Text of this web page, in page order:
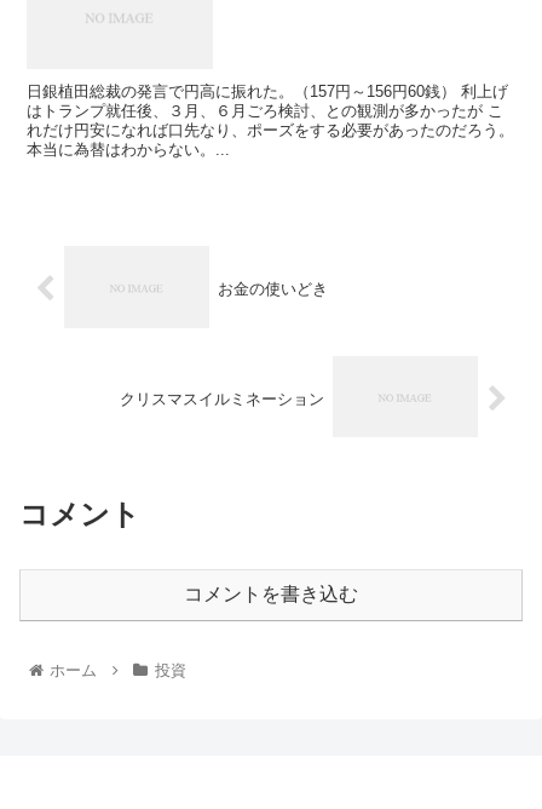
日銀植田総裁の発言で円高に振れた。（157円～156円60銭） 利上げ
はトランプ就任後、３月、６月ごろ検討、との観測が多かったが こ
れだけ円安になれば口先なり、ポーズをする必要があったのだろう。
本当に為替はわからない。...
お金の使いどき
クリスマスイルミネーション
コメント
コメントを書き込む
ホーム 投資